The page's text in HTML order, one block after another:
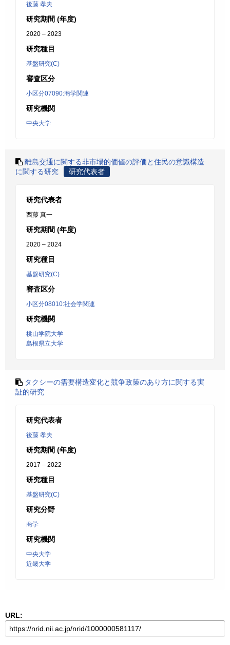
後藤 孝夫
研究期間 (年度)
2020 – 2023
研究種目
基盤研究(C)
審査区分
小区分07090:商学関連
研究機関
中央大学
離島交通に関する非市場的価値の評価と住民の意識構造
に関する研究
研究代表者
研究代表者
西藤 真一
研究期間 (年度)
2020 – 2024
研究種目
基盤研究(C)
審査区分
小区分08010:社会学関連
研究機関
桃山学院大学
島根県立大学
タクシーの需要構造変化と競争政策のあり方に関する実
証的研究
研究代表者
後藤 孝夫
研究期間 (年度)
2017 – 2022
研究種目
基盤研究(C)
研究分野
商学
研究機関
中央大学
近畿大学
URL: